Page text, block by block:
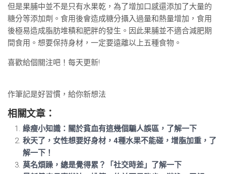
但是果脯中並不是只有水果乾，為了增加口感還添加了大量的
糖分等添加劑。食用後會造成糖分攝入過量和熱量增加，食用
後極易造成脂肪堆積和肥胖的發生。因此果脯並不適合減肥期
間食用。想要保持身材，一定要遠離以上五種食物。
喜歡給個關注吧！每天更新!
作筆記是好習慣，給你新想法
相關文章：
綠瘦小知識：關於貧血有這幾個騙人誤區，了解一下
秋天了，女性想要好身材，4種水果不能碰，增脂加重，了
解一下！
莫名煩躁，總是覺得累？「社交時差」了解一下